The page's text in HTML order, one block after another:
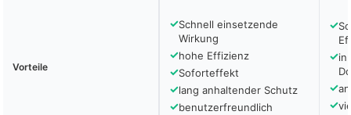
Vorteile
✓Schnell einsetzende
Wirkung
✓hohe Effizienz
✓Soforteffekt
✓lang anhaltender Schutz
✓benutzerfreundlich
✓
✓
✓
✓